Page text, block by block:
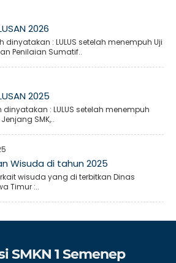
2026
: LULUS setelah menempuh Uji
Penilaian Sumatif..
2025
: LULUS setelah menempuh
SMK,..
Wisuda di tahun 2025
wisuda yang di terbitkan Dinas
Timur :..
SMKN 1 Semenep